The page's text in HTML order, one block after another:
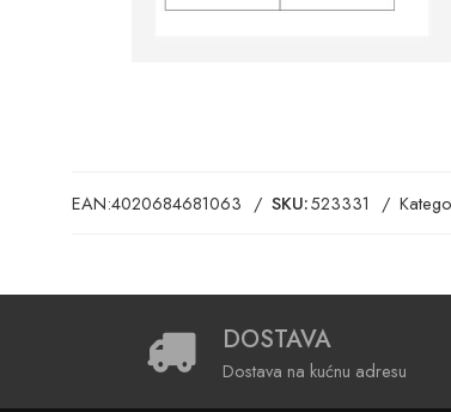
EAN:4020684681063 SKU:523331
DOSTAVA
Dostava na kućnu adresu